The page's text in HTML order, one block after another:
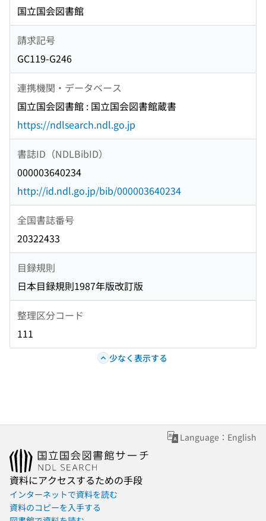
国立国会図書館
請求記号
GC119-G246
連携機関・データベース
国立国会図書館 : 国立国会図書館蔵書
https://ndlsearch.ndl.go.jp
書誌ID（NDLBibID）
000003640234
http://id.ndl.go.jp/bib/000003640234
全国書誌番号
20322433
目録規則
日本目録規則1987年版改訂版
整理区分コード
111
少なく表示する
Language：English
資料にアクセスするための手段
インターネットで資料を読む
資料のコピーを入手する